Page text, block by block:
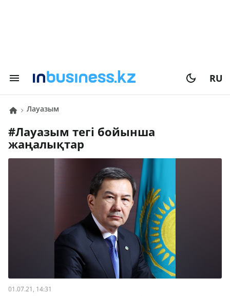
RU
лауазым
# лауазым тегі бойынша
жаңалықтар
01.07.21, 14:31